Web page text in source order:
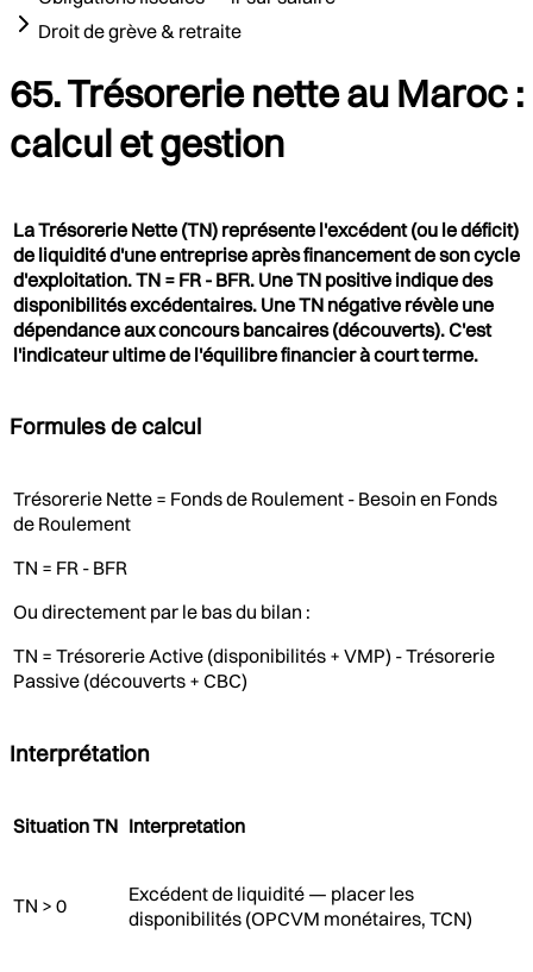
Droit de grève & retraite
65. Trésorerie nette au Maroc :
calcul et gestion
La Trésorerie Nette (TN) représente l'excédent (ou le déficit)
de liquidité d'une entreprise après financement de son cycle
d'exploitation. TN = FR - BFR. Une TN positive indique des
disponibilités excédentaires. Une TN négative révèle une
dépendance aux concours bancaires (découverts). C'est
l'indicateur ultime de l'équilibre financier à court terme.
Formules de calcul
Trésorerie Nette = Fonds de Roulement - Besoin en Fonds
de Roulement
TN = FR - BFR
Ou directement par le bas du bilan :
TN = Trésorerie Active (disponibilités + VMP) - Trésorerie
Passive (découverts + CBC)
Interprétation
Situation TN Interpretation
TN > 0
Excédent de liquidité — placer les
disponibilités (OPCVM monétaires, TCN)